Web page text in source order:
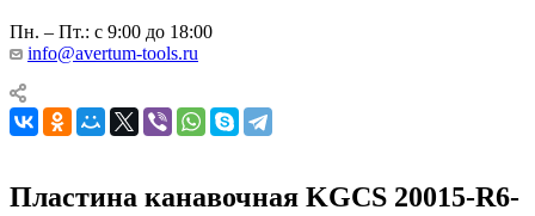
Пн. – Пт.: с 9:00 до 18:00
info@avertum-tools.ru
Пластина канавочная KGCS 20015-R6-